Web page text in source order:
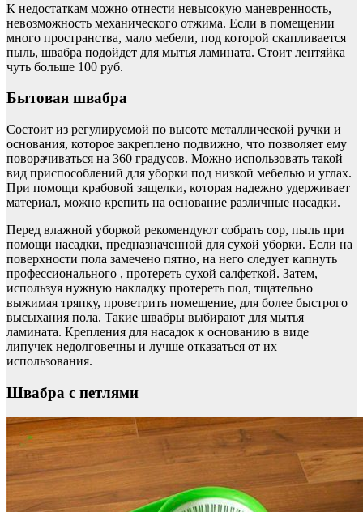
К недостаткам можно отнести невысокую маневренность,
невозможность механического отжима. Если в помещении
много пространства, мало мебели, под которой скапливается
пыль, швабра подойдет для мытья ламината. Стоит лентяйка
чуть больше 100 руб.
Бытовая швабра
Состоит из регулируемой по высоте металлической ручки и
основания, которое закреплено подвижно, что позволяет ему
поворачиваться на 360 градусов. Можно использовать такой
вид приспособлений для уборки под низкой мебелью и углах.
При помощи крабовой защелки, которая надежно удерживает
материал, можно крепить на основание различные насадки.
Перед влажной уборкой рекомендуют собрать сор, пыль при
помощи насадки, предназначенной для сухой уборки. Если на
поверхности пола замечено пятно, на него следует капнуть
профессионального , протереть сухой салфеткой. Затем,
используя нужную накладку протереть пол, тщательно
выжимая тряпку, проветрить помещение, для более быстрого
высыхания пола. Такие швабры выбирают для мытья
ламината. Крепления для насадок к основанию в виде
липучек недолговечны и лучше отказаться от их
использования.
Швабра с петлями